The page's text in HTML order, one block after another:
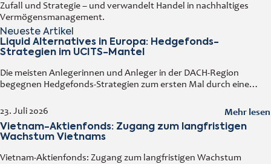
Zufall und Strategie – und verwandelt Handel in nachhaltiges
Vermögensmanagement.
Neueste Artikel
Liquid Alternatives in Europa: Hedgefonds-
Strategien im UCITS-Mantel
23. Juli 2026
Die meisten Anlegerinnen und Anleger in der DACH-Region
begegnen Hedgefonds-Strategien zum ersten Mal durch eine
Handelstag kaufen und verkaufen kann. Diese
Mehr lesen
Vietnam-Aktienfonds: Zugang zum langfristigen
Wachstum Vietnams
Vietnam-Aktienfonds: Zugang zum langfristigen Wachstum